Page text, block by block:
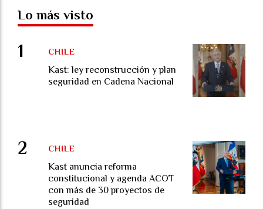
Lo más visto
Kast: ley reconstrucción y plan
seguridad en Cadena Nacional
CHILE
Kast anuncia reforma
constitucional y agenda ACOT
con más de 30 proyectos de
seguridad
CHILE